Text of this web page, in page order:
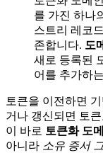
를 가진 하나
스트리 레코
존합니다. 도
새로 등록된
어를 추가하
토큰을 이전하면
거나 갱신되면 토
이 바로 토큰화 도
아니라 소유 증서